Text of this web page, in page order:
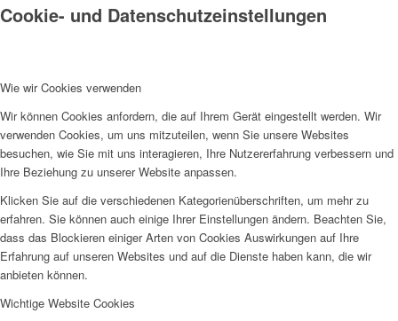
Cookie- und Datenschutzeinstellungen
Wie wir Cookies verwenden
Wir können Cookies anfordern, die auf Ihrem Gerät eingestellt werden. Wir
verwenden Cookies, um uns mitzuteilen, wenn Sie unsere Websites
besuchen, wie Sie mit uns interagieren, Ihre Nutzererfahrung verbessern und
Ihre Beziehung zu unserer Website anpassen.
Klicken Sie auf die verschiedenen Kategorienüberschriften, um mehr zu
erfahren. Sie können auch einige Ihrer Einstellungen ändern. Beachten Sie,
dass das Blockieren einiger Arten von Cookies Auswirkungen auf Ihre
Erfahrung auf unseren Websites und auf die Dienste haben kann, die wir
anbieten können.
Wichtige Website Cookies